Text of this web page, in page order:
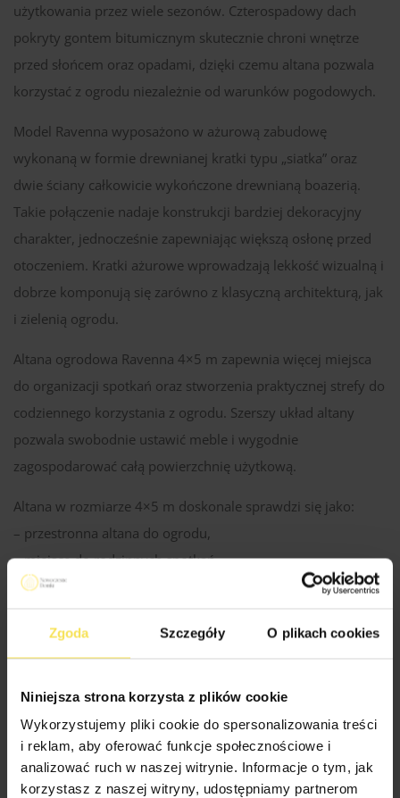
Zgoda Szczegóły O plikach cookies
Niniejsza strona korzysta z plików cookie
Wykorzystujemy pliki cookie do spersonalizowania treści
i reklam, aby oferować funkcje społecznościowe i
analizować ruch w naszej witrynie. Informacje o tym, jak
korzystasz z naszej witryny, udostępniamy partnerom
użytkowania przez wiele sezonów. Czterospadowy dach
pokryty gontem bitumicznym skutecznie chroni wnętrze
przed słońcem oraz opadami, dzięki czemu altana pozwala
korzystać z ogrodu niezależnie od warunków pogodowych.
Model Ravenna wyposażono w ażurową zabudowę
wykonaną w formie drewnianej kratki typu „siatka” oraz
dwie ściany całkowicie wykończone drewnianą boazerią.
Takie połączenie nadaje konstrukcji bardziej dekoracyjny
charakter, jednocześnie zapewniając większą osłonę przed
otoczeniem. Kratki ażurowe wprowadzają lekkość wizualną i
dobrze komponują się zarówno z klasyczną architekturą, jak
i zielenią ogrodu.
Altana ogrodowa Ravenna 4×5 m zapewnia więcej miejsca
do organizacji spotkań oraz stworzenia praktycznej strefy do
codziennego korzystania z ogrodu. Szerszy układ altany
pozwala swobodnie ustawić meble i wygodnie
zagospodarować całą powierzchnię użytkową.
Altana w rozmiarze 4×5 m doskonale sprawdzi się jako:
– przestronna altana do ogrodu,
– miejsce do rodzinnych spotkań,
– strefa relaksu przy domu,
Ravenna podkreśla przytulny charakter ogrodu i sprzyja
Specyfikacja Techniczna Altan